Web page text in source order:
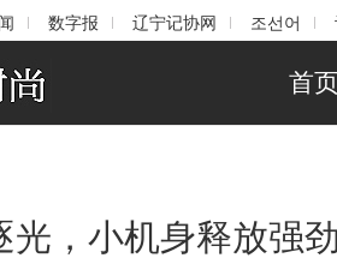
数字报 辽宁记协网 조선어
首
光，小机身释放强